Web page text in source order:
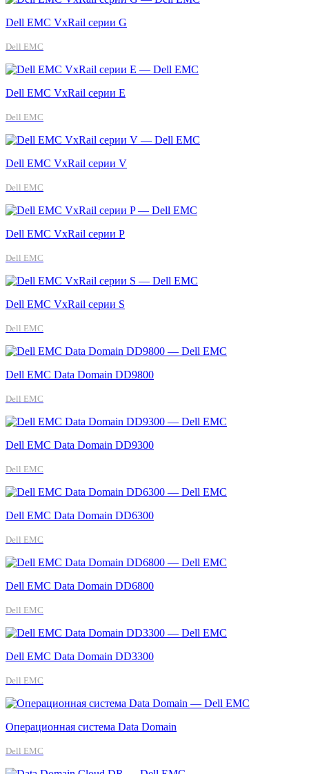
Dell EMC VxRail серии G
Dell EMC
Dell EMC VxRail серии E
Dell EMC
Dell EMC VxRail серии V
Dell EMC
Dell EMC VxRail серии P
Dell EMC
Dell EMC VxRail серии S
Dell EMC
Dell EMC Data Domain DD9800
Dell EMC
Dell EMC Data Domain DD9300
Dell EMC
Dell EMC Data Domain DD6300
Dell EMC
Dell EMC Data Domain DD6800
Dell EMC
Dell EMC Data Domain DD3300
Dell EMC
Операционная система Data Domain
Dell EMC